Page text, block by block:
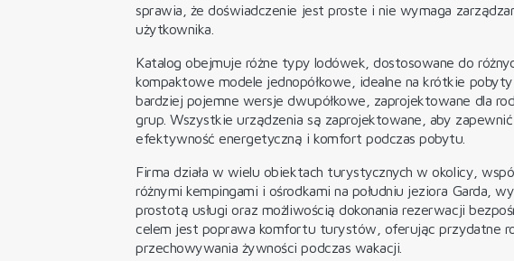
sprawia, że doświadczenie jest proste i nie wymaga
użytkownika.
Katalog obejmuje różne typy lodówek, dostosowane do
kompaktowe modele jednopółkowe, idealne na krótkie
bardziej pojemne wersje dwupółkowe, zaprojektowane dla
grup. Wszystkie urządzenia są zaprojektowane, aby
efektywność energetyczną i komfort podczas pobytu.
Firma działa w wielu obiektach turystycznych w okolicy,
różnymi kempingami i ośrodkami na południu jeziora Garda,
prostotą usługi oraz możliwością dokonania rezerwacji
celem jest poprawa komfortu turystów, oferując przydatne
przechowywania żywności podczas wakacji.